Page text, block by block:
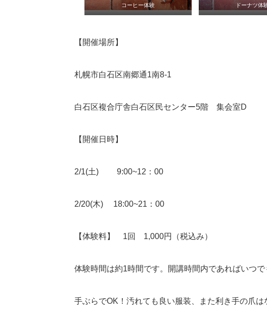
コーヒー体験 ドーナツ体
【開催場所】
札幌市白石区南郷通1南8-1
白石区複合庁舎白石区民センター5階 集会室D
【開催日時】
2/1(土) 9:00~12：00
2/20(木) 18:00~21：00
【体験料】 1回 1,000円（税込み）
体験時間は約1時間です。開講時間内であればいつで
手ぶらでOK！汚れても良い服装、また利き手の爪は